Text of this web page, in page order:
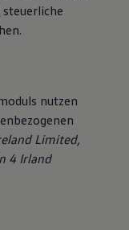
nutzen
Limited,
4 Irland